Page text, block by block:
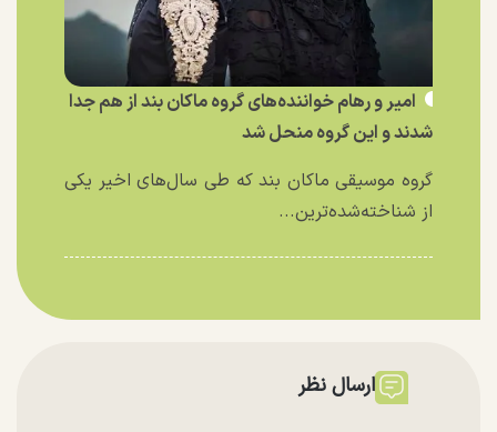
امیر و رهام خواننده‌های گروه ماکان بند از هم جدا
شدند و این گروه منحل شد
گروه موسیقی ماکان بند که طی سال‌های اخیر یکی
از شناخته‌شده‌ترین...
ارسال نظر